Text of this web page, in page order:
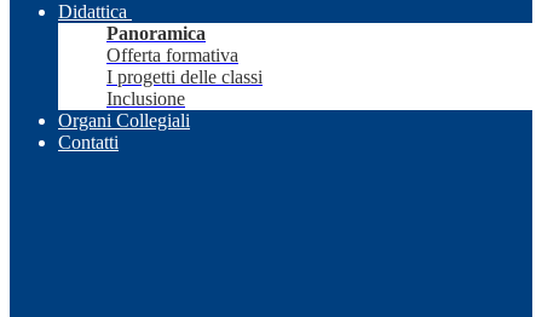
Didattica
Panoramica
Offerta formativa
I progetti delle classi
Inclusione
Organi Collegiali
Contatti